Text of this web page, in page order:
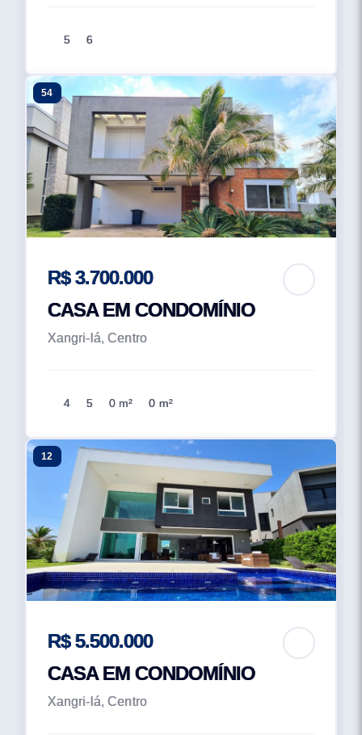
5 6
54
R$ 3.700.000
CASA EM CONDOMÍNIO
Xangri-lá, Centro
4 5 0 m² 0 m²
12
R$ 5.500.000
CASA EM CONDOMÍNIO
Xangri-lá, Centro